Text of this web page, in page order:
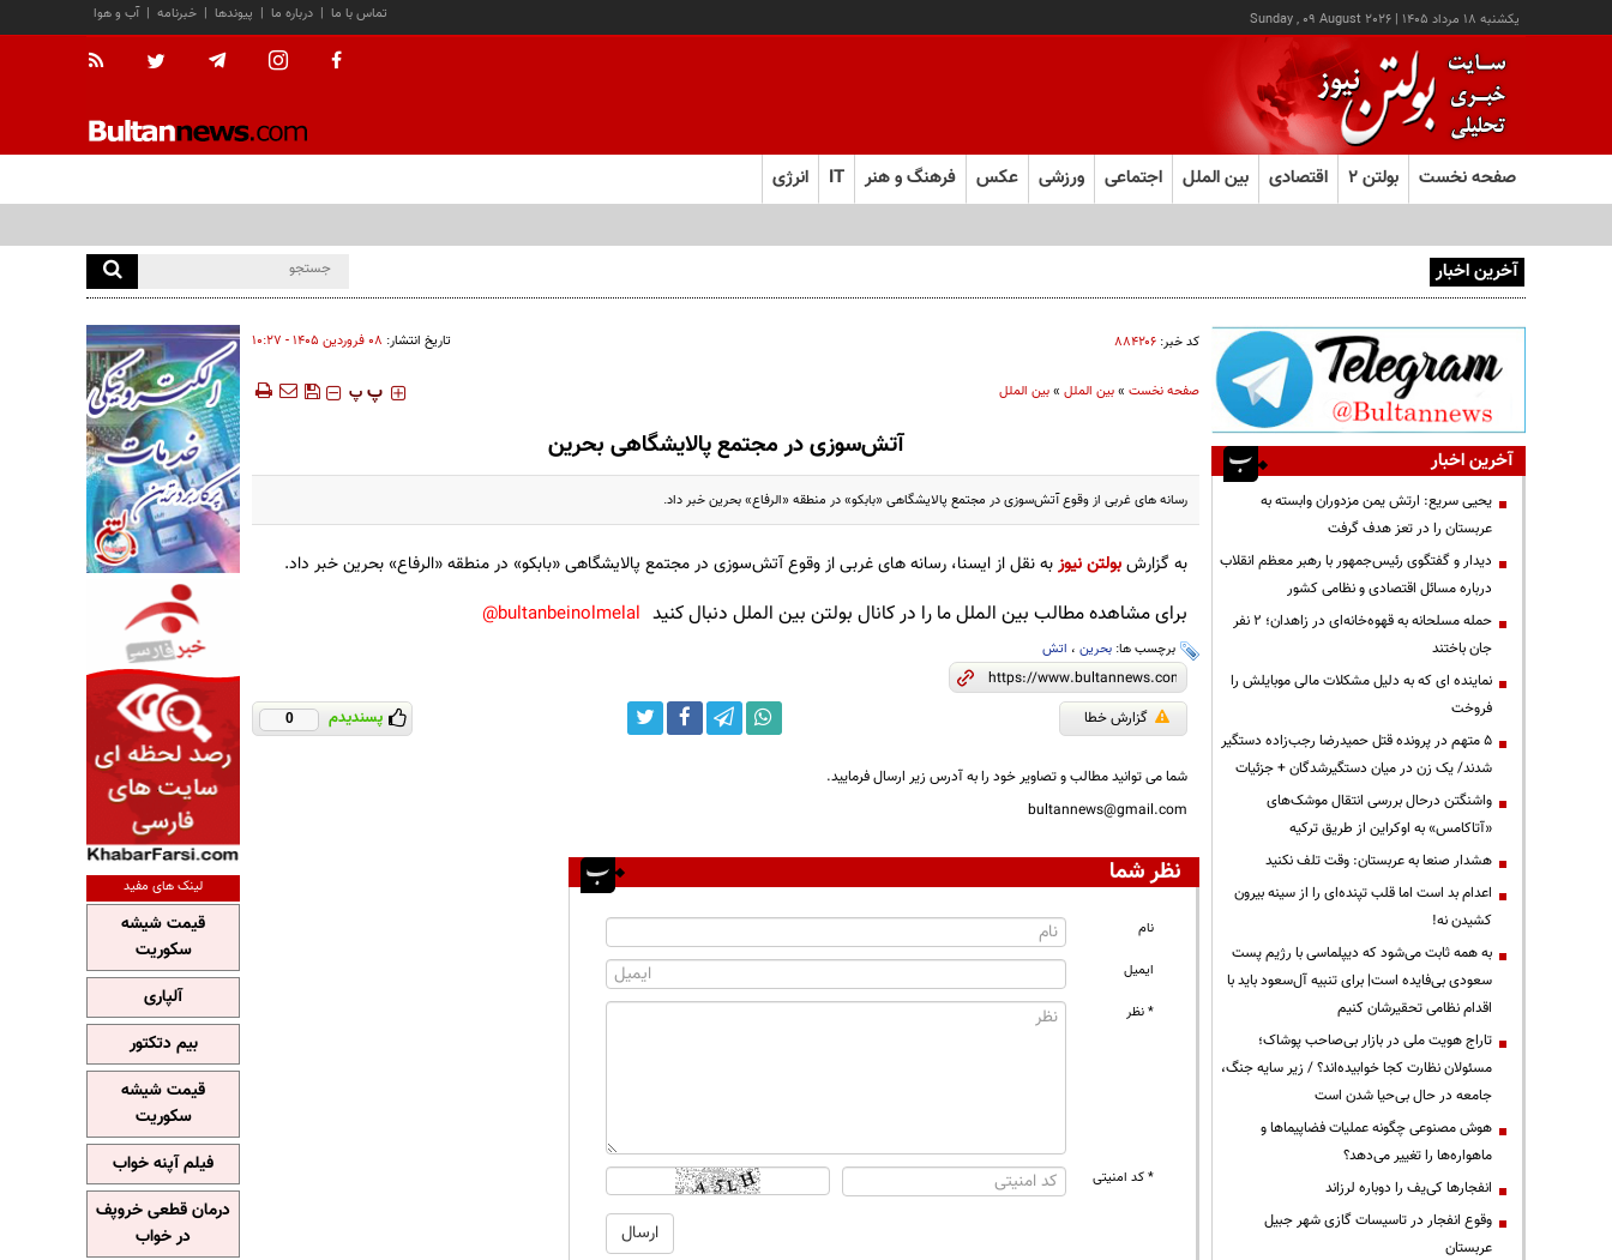
يکشنبه ۱۸ مرداد ۱۴۰۵ |
Sunday , 09 August 2026 آب و هوا | خبرنامه | پیوندها | درباره ما | تماس با ما
صفحه نخست بولتن ۲ اقتصادی بین الملل اجتماعی ورزشی عکس فرهنگ و هنر IT انرژی
آخرین اخبار
کد خبر: ۸۸۴۲۰۶ تاریخ انتشار: ۰۸ فروردين ۱۴۰۵ - ۱۰:۲۷
صفحه نخست»بین الملل»بین الملل ‍‍‍ پ پ
آتش‌سوزی در مجتمع پالایشگاهی بحرین
رسانه های غربی از وقوع آتش‌سوزی در مجتمع پالایشگاهی «بابکو» در منطقه «الرفاع» بحرین خبر داد.
به گزارشبولتن نیوزبه نقل از ایسنا، رسانه های غربی از وقوع آتش‌سوزی در مجتمع پالایشگاهی «بابکو» در منطقه «الرفاع» بحرین خبر داد.
برای مشاهده مطالب بین الملل ما را در کانال بولتن بین الملل دنبال کنید bultanbeinolmelal@
برچسب ها: بحرین، اتش
گزارش خطا پسندیدم 0
شما می توانید مطالب و تصاویر خود را به آدرس زیر ارسال فرمایید.
bultannews@gmail.com
نظر شما
نام
ایمیل
* نظر
* کد امنیتی
آخرین اخبار
یحیی سریع: ارتش یمن مزدوران وابسته به
عربستان را در تعز هدف گرفت
دیدار و گفتگوی رئیس‌جمهور با رهبر معظم انقلاب
درباره مسائل اقتصادی و نظامی کشور
حمله مسلحانه به قهوه‌خانه‌ای در زاهدان؛ ۲ نفر
جان باختند
نماینده ای که به دلیل مشکلات مالی موبایلش را
فروخت
۵ متهم در پرونده قتل حمیدرضا رجب‌زاده دستگیر
شدند/ یک زن در میان دستگیرشدگان + جزئیات
واشنگتن درحال بررسی انتقال موشک‌های
«آتاکامس» به اوکراین از طریق ترکیه
هشدار صنعا به عربستان: وقت تلف نکنید
اعدام بد است اما قلب تپنده‌ای را از سینه بیرون
کشیدن نه!
به همه ثابت می‌شود که دیپلماسی با رژیم پست
سعودی بی‌فایده است| برای تنبیه آل‌سعود باید با
اقدام نظامی تحقیرشان کنیم
تاراج هویت ملی در بازار بی‌صاحب پوشاک؛
مسئولان نظارت کجا خوابیده‌اند؟ / زیر سایه جنگ،
جامعه در حال بی‌حیا شدن است
هوش مصنوعی چگونه عملیات فضاپیماها و
ماهواره‌ها را تغییر می‌دهد؟
انفجارها کی‌یف را دوباره لرزاند
وقوع انفجار در تاسیسات گازی شهر جبیل
عربستان
لینک های مفید
قیمت شیشه
سکوریت
آلپاری
بیم دتکتور
قیمت شیشه
سکوریت
فیلم آپنه خواب
درمان قطعی خروپف
در خواب